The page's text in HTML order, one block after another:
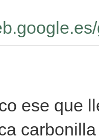
ese que